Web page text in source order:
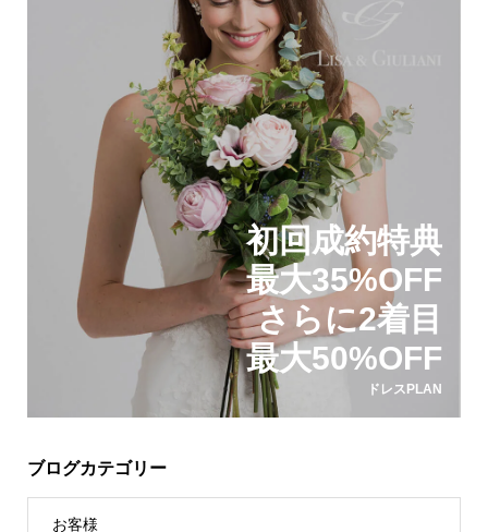
初回成約特典
最大35%OFF
さらに2着目
最大50%OFF
ドレスPLAN
ブログカテゴリー
お客様